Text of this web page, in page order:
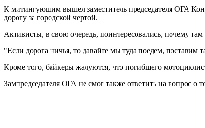
К митингующим вышел заместитель председателя ОГА
дорогу за городской чертой.
Активисты, в свою очередь, поинтересовались, почему
"Если дорога ничья, то давайте мы туда поедем, поставим
Кроме того, байкеры жалуются, что погибшего
Зампредседателя ОГА не смог также ответить на вопрос